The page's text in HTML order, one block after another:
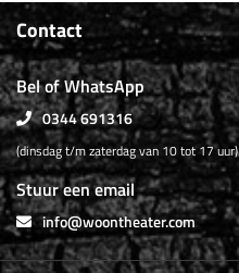
Contact
Bel of WhatsApp
0344 691316
(dinsdag t/m zaterdag van 10 tot 17 uur)
Stuur een email
info@woontheater.com